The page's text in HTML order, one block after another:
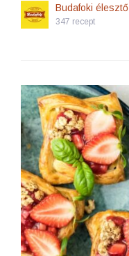
Budafoki élesztő
347 recept